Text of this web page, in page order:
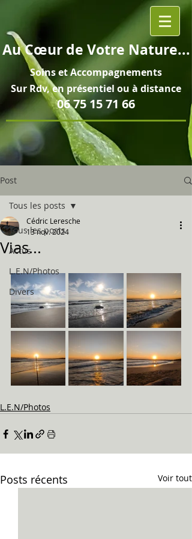
AuCœurde Votre Nature...
Soins etAccompagnements
Sur Rdv, en présentiel ou à distance
06 75 15 71 66
Post
Tous les posts
Actus
L.E.N/Photos
Divers
Tous les posts
Vias...
Cédric Leresche
13 nov. 2024
L.E.N/Photos
Posts récents Voir tout